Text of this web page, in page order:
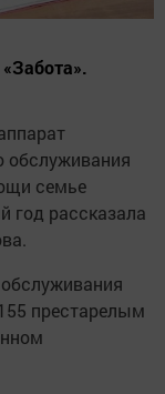
обслуживания
семье
год рассказала
престарелым